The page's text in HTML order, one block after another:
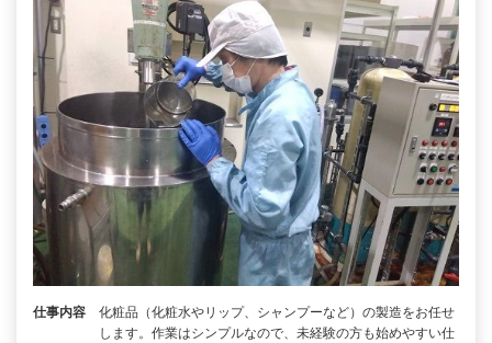
仕事内容
化粧品（化粧水やリップ、シャンプーなど）の製造をお任せ
します。作業はシンプルなので、未経験の方も始めやすい仕